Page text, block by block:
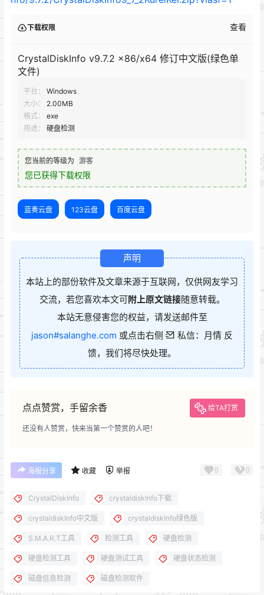
下载权限 查看
CrystalDiskInfo v9.7.2 x86/x64 修订中文版(绿色单
文件)
平台：
Windows
大小：
2.00MB
格式：
exe
用途：
硬盘检测
您当前的等级为 游客
您已获得下载权限
蓝奏云盘 123云盘 百度云盘
声明
本站上的部份软件及文章来源于互联网，仅供网友学习
交流，若您喜欢本文可附上原文链接随意转载。
本站无意侵害您的权益，请发送邮件至
jason#salanghe.com 或点击右侧
私信：月情 反
馈，我们将尽快处理。
点点赞赏，手留余香 给TA打赏
还没有人赞赏，快来当第一个赞赏的人吧！
海报分享 收藏 举报 0 0
CrystalDiskInfo crystaldiskInfo下载
crystaldiskInfo中文版 crystaldiskInfo绿色版
S.M.A.R.T工具 检测工具 硬盘检测
硬盘检测工具 硬盘测试工具 硬盘状态检测
磁盘信息检测 磁盘检测软件